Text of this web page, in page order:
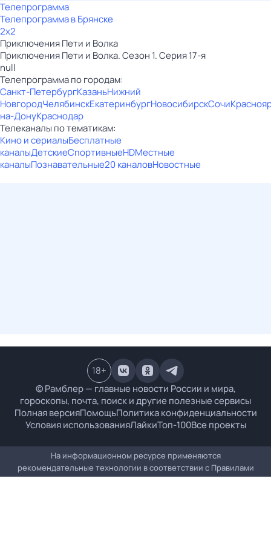
Телепрограмма
Телепрограмма в Брянске
2x2
Приключения Пети и Волка
Приключения Пети и Волка. Сезон 1. Серия 17-я
null
Телепрограмма по городам:
Санкт-ПетербургКазаньНижний
НовгородЧелябинскЕкатеринбургНовосибирскСочи
на-ДонуКраснодар
Телеканалы по тематикам:
Кино и сериалыБесплатные
каналыДетскиеСпортивныеHDМестные
каналыПознавательные20 каналовНовостные
© Рамблер — главные новости России и мира,
гороскопы, почта, поиск и другие полезные сервисы
Полная версияПомощьПолитика конфиденциальности
Условия использованияЛайкиТоп-100Все проекты
18+
На информационном ресурсе применяются
рекомендательные технологии в соответствии с Правилами